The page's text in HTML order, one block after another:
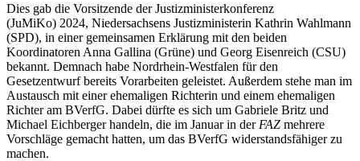
Dies gab die Vorsitzende der Justizministerkonferenz
(JuMiKo) 2024, Niedersachsens Justizministerin Kathrin Wahlmann
(SPD), in einer gemeinsamen Erklärung mit den beiden
Koordinatoren Anna Gallina (Grüne) und Georg Eisenreich (CSU)
bekannt. Demnach habe Nordrhein-Westfalen für den
Gesetzentwurf bereits Vorarbeiten geleistet. Außerdem stehe man im
Austausch mit einer ehemaligen Richterin und einem ehemaligen
Richter am BVerfG. Dabei dürfte es sich um Gabriele Britz und
Michael Eichberger handeln, die im Januar in der FAZ mehrere
Vorschläge gemacht hatten, um das BVerfG widerstandsfähiger zu
machen.